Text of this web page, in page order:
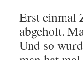
Erst einmal
abgeholt.
Und so